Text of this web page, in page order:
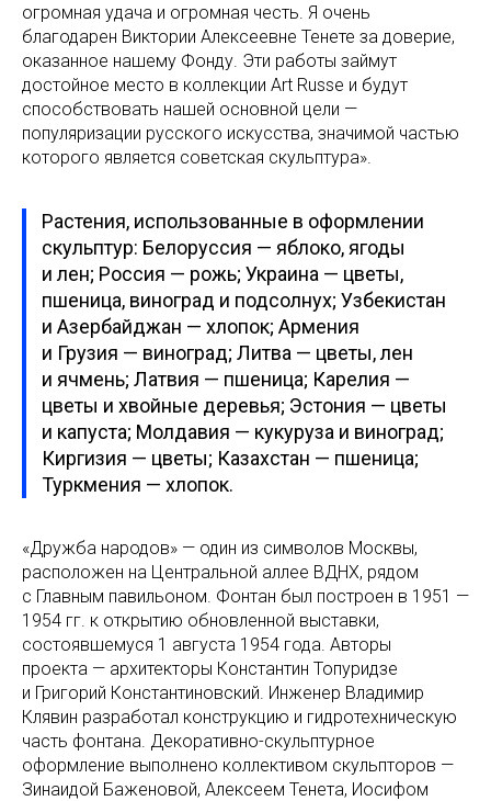
огромная удача и огромная честь. Я очень
благодарен Виктории Алексеевне Тенете за доверие,
оказанное нашему Фонду. Эти работы займут
достойное место в коллекции Art Russe и будут
способствовать нашей основной цели —
популяризации русского искусства, значимой частью
которого является советская скульптура».
Растения, использованные в оформлении
скульптур: Белоруссия — яблоко, ягоды
и лен; Россия — рожь; Украина — цветы,
пшеница, виноград и подсолнух; Узбекистан
и Азербайджан — хлопок; Армения
и Грузия — виноград; Литва — цветы, лен
и ячмень; Латвия — пшеница; Карелия —
цветы и хвойные деревья; Эстония — цветы
и капуста; Молдавия — кукуруза и виноград;
Киргизия — цветы; Казахстан — пшеница;
Туркмения — хлопок.
«Дружба народов» — один из символов Москвы,
расположен на Центральной аллее ВДНХ, рядом
с Главным павильоном. Фонтан был построен в 1951 —
1954 гг. к открытию обновленной выставки,
состоявшемуся 1 августа 1954 года. Авторы
проекта — архитекторы Константин Топуридзе
и Григорий Константиновский. Инженер Владимир
Клявин разработал конструкцию и гидротехническую
часть фонтана. Декоративно-скульптурное
оформление выполнено коллективом скульпторов —
Зинаидой Баженовой, Алексеем Тенета, Иосифом